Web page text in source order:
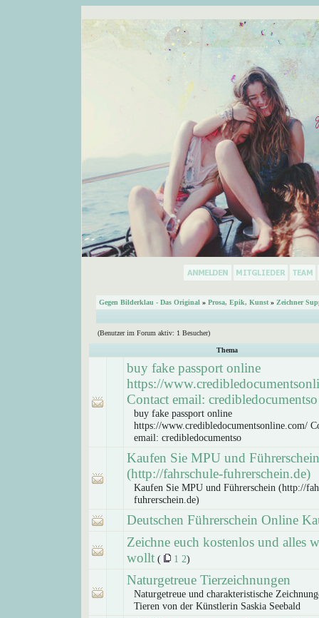
Gegen Bilderklau - Das Original » Prosa, Epik, Kunst » Zeichner
(Benutzer im Forum aktiv: 1 Besucher)
Thema
buy fake passport online
https://
Contact email: credibledocumentso
buy fake passport online
https://www.credibledocumentsonline.com/
email: credibledocumentso
Kaufen Sie MPU und Führerschein
(http://fahrschule-fuhrerschein.de)
Kaufen Sie MPU und Führerschein (http://
fuhrerschein.de)
Deutschen Führerschein Online
Zeichne euch kostenlos und alles
wollt( 1 2)
Naturgetreue Tierzeichnungen
Naturgetreue und charakteristische
Tieren von der Künstlerin Saskia Seebald